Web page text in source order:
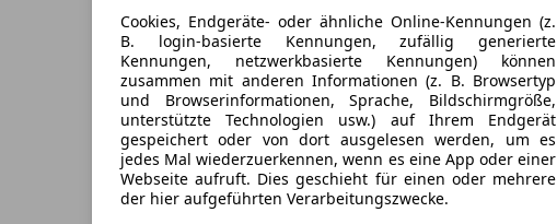
Cookies, Endgeräte- oder ähnliche Online-Kennungen (z.
B. login-basierte Kennungen, zufällig generierte
Kennungen, netzwerkbasierte Kennungen) können
zusammen mit anderen Informationen (z. B. Browsertyp
und Browserinformationen, Sprache, Bildschirmgröße,
unterstützte Technologien usw.) auf Ihrem Endgerät
gespeichert oder von dort ausgelesen werden, um es
jedes Mal wiederzuerkennen, wenn es eine App oder einer
Webseite aufruft. Dies geschieht für einen oder mehrere
der hier aufgeführten Verarbeitungszwecke.